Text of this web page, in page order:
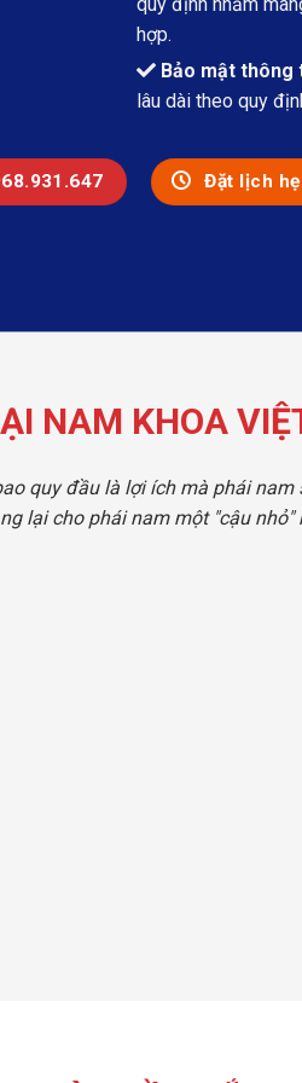
quy định nhằm
hợp.
Bảo mật thông
lâu dài theo quy
Đặt lịch
NAM KHOA
quy đầu là lợi ích mà phái
lại cho phái nam một "cậu nhỏ"